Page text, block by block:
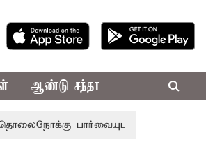
ஆண்டு சந்தா
பார்வையுடன் கூடிய வேளாண்